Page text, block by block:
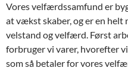
Vores velfærdssamfund er
at vækst skaber, og er en
velstand og velfærd. Først
forbruger vi varer, hvorefter
som så betaler for vores